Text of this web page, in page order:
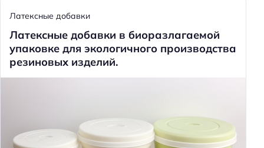
Латексные добавки
Латексные добавки в биоразлагаемой
упаковке для экологичного производства
резиновых изделий.